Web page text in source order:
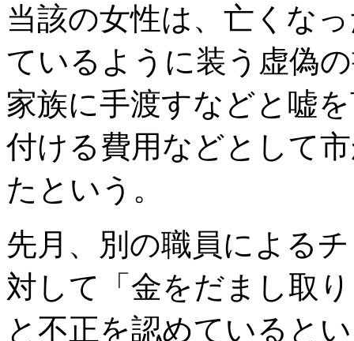
当該の女性は、亡くな
ているように装う虚偽
家族に手渡すなどと嘘
付ける費用などとして
たという。
先月、別の職員による
対して「金をだまし取
と不正を認めていると